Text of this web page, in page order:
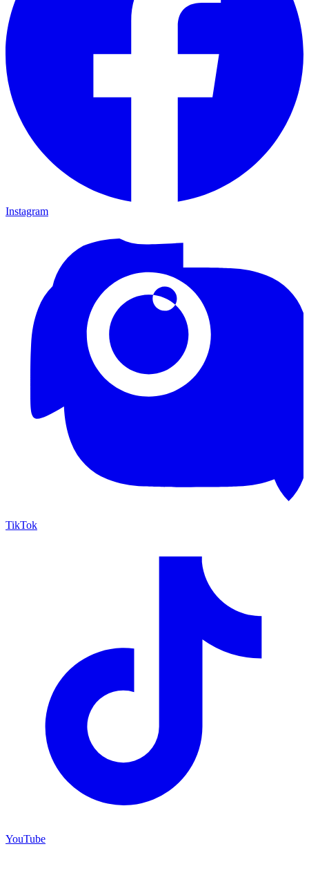
Instagram
TikTok
YouTube